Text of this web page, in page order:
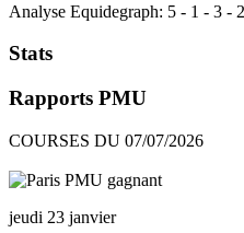
Analyse Equidegraph: 5 - 1 - 3 - 2
Stats
Rapports PMU
COURSES DU 07/07/2026
jeudi 23 janvier